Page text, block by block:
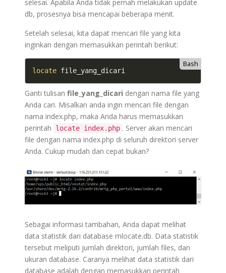
selesai. Apabila Anda tidak pernah melakukan update
db, prosesnya bisa mencapai beberapa menit.
Setelah selesai, kita dapat mencari file yang kita
inginkan dengan memasukkan perintah berikut:
Bash
locate file_yang_dicari
Ganti tulisan file_yang_dicari dengan nama file yang
Anda cari. Misalkan anda ingin mencari file dengan
nama index.php, maka Anda harus memasukkan
perintah
locate index.php . Server akan mencari
file dengan nama index.php di seluruh direktori server
Anda. Cukup mudah dan cepat bukan?
Sebagai informasi tambahan, Anda dapat melihat
data statistik dari database mlocate.db. Data statistik
tersebut meliputi jumlah direktori, jumlah files, dan
ukuran database. Caranya melihat data statistik dari
database adalah dengan memasukkan perintah